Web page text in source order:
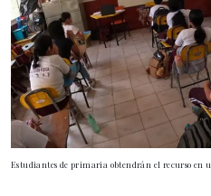
Estudiantes de primaria obtendrán el recurso en